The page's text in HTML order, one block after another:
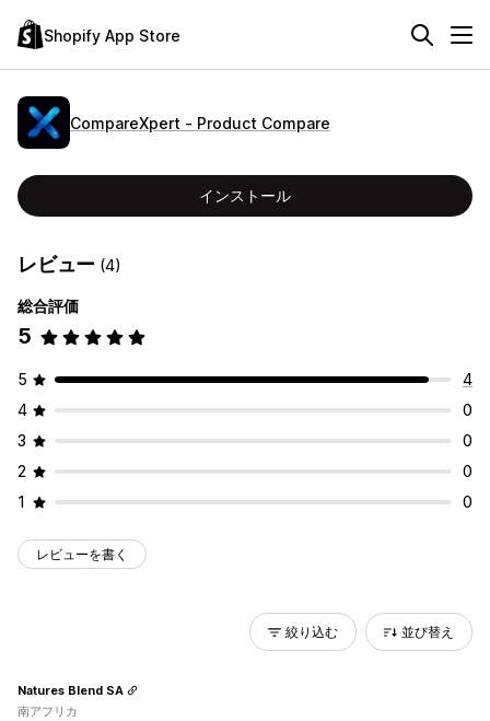
Shopify App Store
CompareXpert ‑ Product Compare
インストール
レビュー (4)
総合評価
5
5
4
4
0
3
0
2
0
1
0
レビューを書く
絞り込む 並び替え
Natures Blend SA
南アフリカ